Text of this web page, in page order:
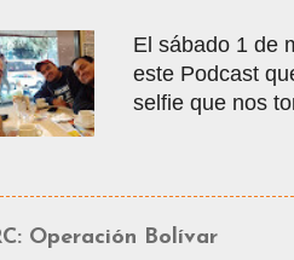
El sábado 1 de
este Podcast
selfie que nos
tuvo la
entradas para
modalidad de
Operación Bolívar